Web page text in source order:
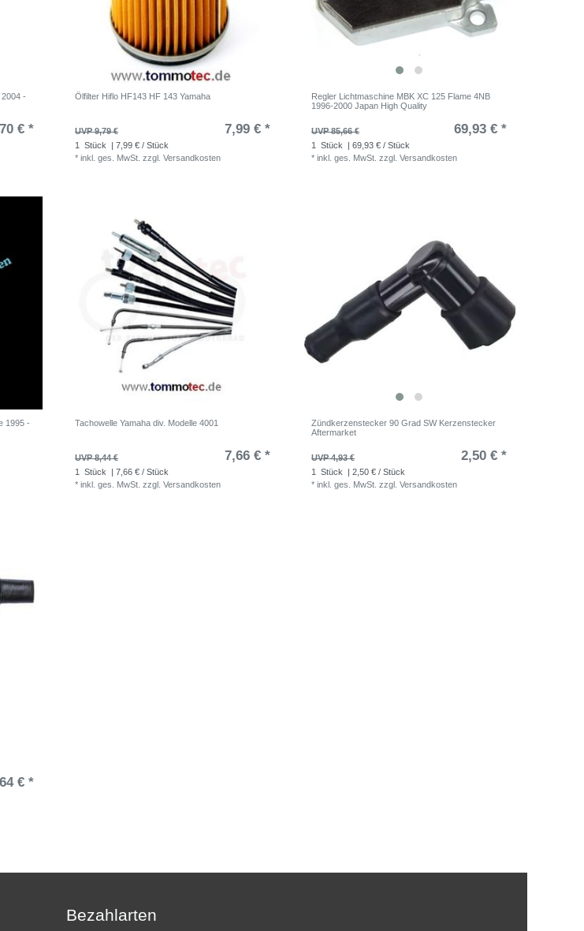
-
€ *
Ölfilter Hiflo HF143 HF 143 Yamaha
UVP 9,79 € 7,99 € *
1 Stück
| 7,99 € / Stück
*inkl. ges. MwSt. zzgl.Versandkosten
Regler Lichtmaschine MBK XC 125 Flame 4NB
1996-2000 Japan High Quality
UVP 85,66 € 69,93 € *
1 Stück
| 69,93 € / Stück
*inkl. ges. MwSt. zzgl.Versandkosten
1995 -
Tachowelle Yamaha div. Modelle 4001
UVP 8,44 € 7,66 € *
1 Stück
| 7,66 € / Stück
*inkl. ges. MwSt. zzgl.Versandkosten
Zündkerzenstecker 90 Grad SW Kerzenstecker
Aftermarket
UVP 4,93 € 2,50 € *
1 Stück
| 2,50 € / Stück
*inkl. ges. MwSt. zzgl.Versandkosten
€ *
Bezahlarten